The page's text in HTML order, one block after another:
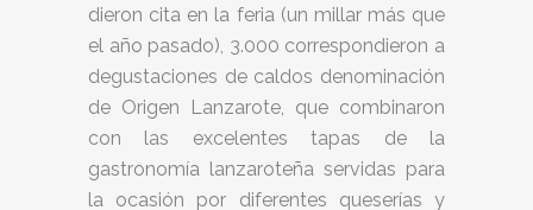
dieron cita en la feria (un millar más que
el año pasado), 3.000 correspondieron a
degustaciones de caldos denominación
de Origen Lanzarote, que combinaron
con las excelentes tapas de la
gastronomía lanzaroteña servidas para
la ocasión por diferentes queserías y